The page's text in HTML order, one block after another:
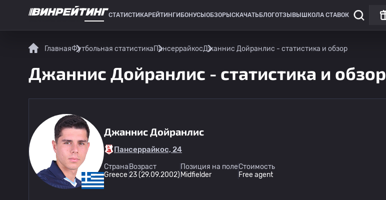
СТАТИСТИКАРЕЙТИНГИ БОНУСЫ ОБЗОРЫ СКАЧАТЬ БЛОГОТЗЫВЫ ШКОЛА СТАВОК
ГлавнаяФутбольная статистикаПансеррайкосДжаннис Дойранлис - статистика и обзор
Джаннис Дойранлис - статистика и обзор
Джаннис Дойранлис
Пансеррайкос, 24
Страна
Greece
Возраст
23 (29.09.2002)
Позиция на поле
Midfielder
Стоимость
Free agent